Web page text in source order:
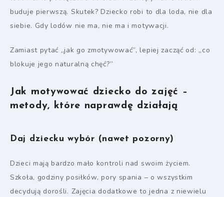
buduje pierwszą. Skutek? Dziecko robi to dla loda, nie dla
siebie. Gdy lodów nie ma, nie ma i motywacji.
Zamiast pytać „jak go zmotywować”, lepiej zacząć od: „co
blokuje jego naturalną chęć?”
Jak motywować dziecko do zajęć –
metody, które naprawdę działają
Daj dziecku wybór (nawet pozorny)
Dzieci mają bardzo mało kontroli nad swoim życiem.
Szkoła, godziny posiłków, pory spania – o wszystkim
decydują dorośli. Zajęcia dodatkowe to jedna z niewielu